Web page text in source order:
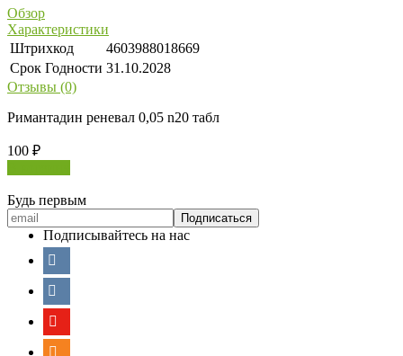
Обзор
Характеристики
Штрихкод
4603988018669
Срок Годности 31.10.2028
Отзывы (0)
Римантадин реневал 0,05 n20 табл
100 ₽
Будь первым
Подписывайтесь на нас